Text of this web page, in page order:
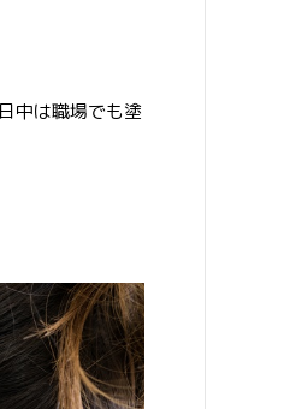
中は職場でも塗